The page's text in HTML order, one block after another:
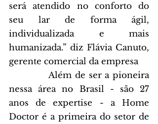
será atendido no conforto do
seu lar de forma ágil,
individualizada e mais
humanizada.” diz Flávia Canuto,
gerente comercial da empresa
            Além de ser a pioneira
nessa área no Brasil - são 27
anos de expertise - a Home
Doctor é a primeira do setor de